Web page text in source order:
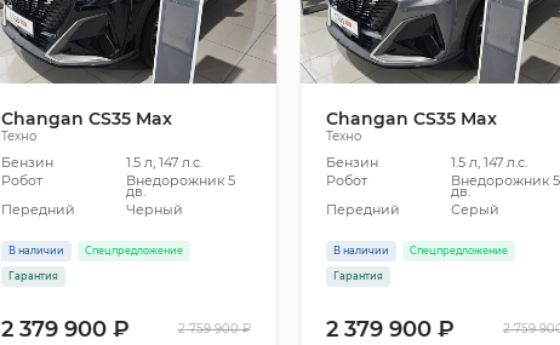
Changan CS35 Max
Техно
Бензин
1.5 л, 147 л.с.
Робот
Внедорожник 5
дв.
Передний
Черный
В наличии Спецпредложение
Гарантия
2 379 900 ₽ 2 759 900 ₽
Changan CS35 Max
Техно
Бензин
1.5 л, 147 л.с.
Робот
Внедорожник 5
дв.
Передний
Серый
В наличии Спецпредложение
Гарантия
2 379 900 ₽ 2 759